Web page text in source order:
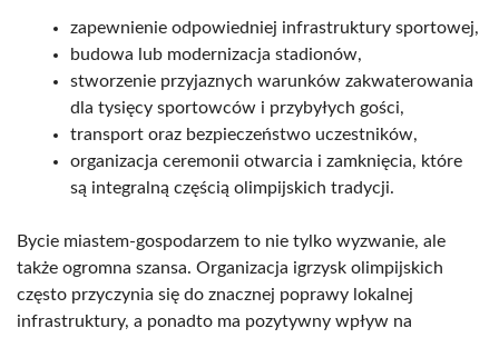
zapewnienie odpowiedniej infrastruktury sportowej,
budowa lub modernizacja stadionów,
stworzenie przyjaznych warunków zakwaterowania
dla tysięcy sportowców i przybyłych gości,
transport oraz bezpieczeństwo uczestników,
organizacja ceremonii otwarcia i zamknięcia, które
są integralną częścią olimpijskich tradycji.
Bycie miastem-gospodarzem to nie tylko wyzwanie, ale
także ogromna szansa. Organizacja igrzysk olimpijskich
często przyczynia się do znacznej poprawy lokalnej
infrastruktury, a ponadto ma pozytywny wpływ na